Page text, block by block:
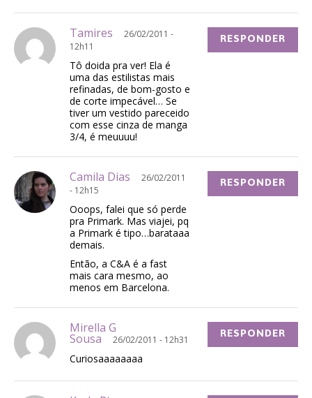
Tamires
26/02/2011 -
12h11
Tô doida pra ver! Ela é
uma das estilistas mais
refinadas, de bom-gosto e
de corte impecável… Se
tiver um vestido pareceido
com esse cinza de manga
3/4, é meuuuu!
RESPONDER
Camila Dias
26/02/2011
- 12h15
Ooops, falei que só perde
pra Primark. Mas viajei, pq
a Primark é tipo…barataaa
demais.
Então, a C&A é a fast
mais cara mesmo, ao
menos em Barcelona.
RESPONDER
Mirella G
Sousa 26/02/2011 - 12h31
Curiosaaaaaaaa
RESPONDER